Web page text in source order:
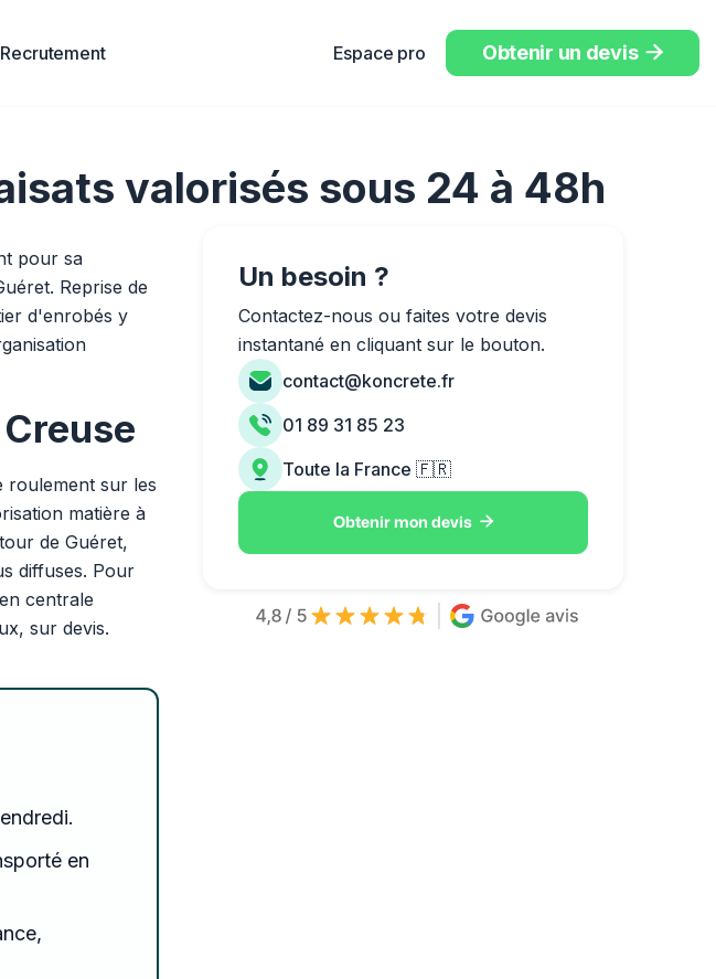
Recrutement Espace pro Obtenir un devis 
valorisés sous 24 à 48h
pour sa
Reprise de
d'enrobés y
roulement sur les
matière à
de Guéret,
diffuses. Pour
centrale
sur devis.
en
Un besoin ?
Contactez-nous ou faites votre devis
instantané en cliquant sur le bouton.
contact@koncrete.fr
01 89 31 85 23
Toute la France 🇫🇷
Obtenir mon devis 